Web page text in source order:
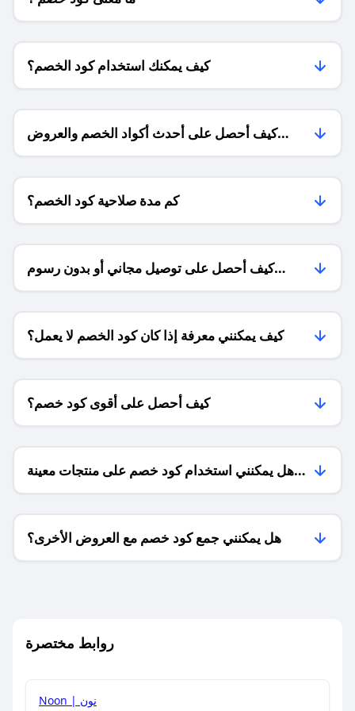
كيف يمكنك استخدام كود الخصم؟
كيف أحصل على أحدث أكواد الخصم والعروض
للمتاجر؟
كم مدة صلاحية كود الخصم؟
كيف أحصل على توصيل مجاني أو بدون رسوم
الشحن ؟
كيف يمكنني معرفة إذا كان كود الخصم لا يعمل؟
كيف أحصل على أقوى كود خصم؟
هل يمكنني استخدام كود خصم على منتجات معينة
فقط؟
هل يمكنني جمع كود خصم مع العروض الأخرى؟
روابط مختصرة
Noon | نون